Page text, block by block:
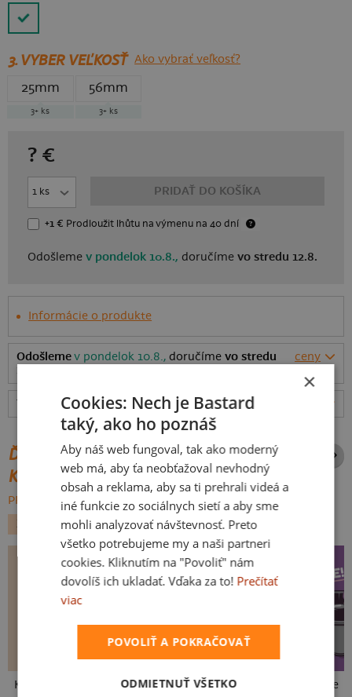
3.VYBER VEĽKOSŤ Ako vybrať veľkosť?
25mm
3+ ks
56mm
3+ ks
? €
PRIDAŤ DO KOŠÍKA
+1 € Prodloužit lhůtuna výmenu na 40 dní
Odošlemev pondelok 10.8., doručímevo stredu 12.8.
Informácie o produkte
Odošlemev pondelok 10.8., doručímevo stredu
12.8.
ceny
Tabuľka veľkostí: Akú vybrať?
ĎALŠIE POTLAČE Z ROVNAKEJ
KATEGÓRIE
PREHĽADÁVAŤ VŠETKO:
ZVIERATKÁ
LÁSKA PRÍLEŽITOSTI
Kakat-du V presse Vo forme
×
Cookies: Nech je Bastard
taký, ako ho poznáš
Aby náš web fungoval, tak ako moderný
web má, aby ťa neobťažoval nevhodný
obsah a reklama, aby sa ti prehrali videá a
iné funkcie zo sociálnych sietí a aby sme
mohli analyzovať návštevnosť. Preto
všetko potrebujeme my a naši partneri
cookies. Kliknutím na "Povoliť" nám
dovolíš ich ukladať. Vďaka za to! Prečítať
viac
POVOLIŤ A POKRAČOVAŤ
ODMIETNUŤ VŠETKO